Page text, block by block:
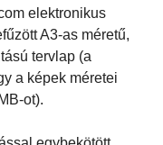
elektronikus
A3-as méretű,
tervlap (a
a képek méretei
ot).